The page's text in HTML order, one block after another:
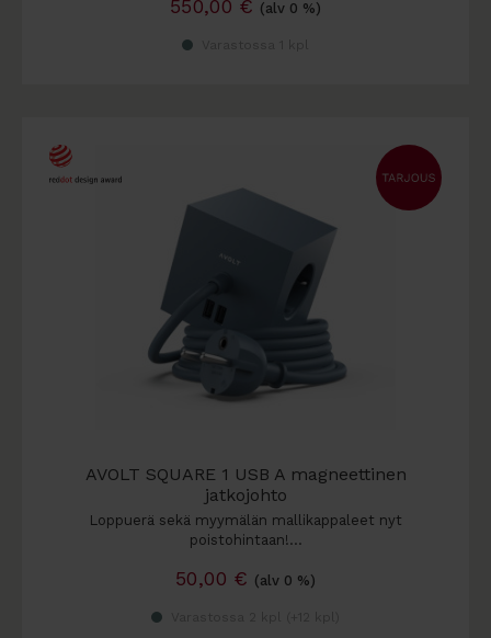
550,00 € (alv 0 %)
AVOLT SQUARE 1 USB A magneettinen
jatkojohto
Loppuerä sekä myymälän mallikappaleet nyt
poistohintaan!…
50,00 € (alv 0 %)